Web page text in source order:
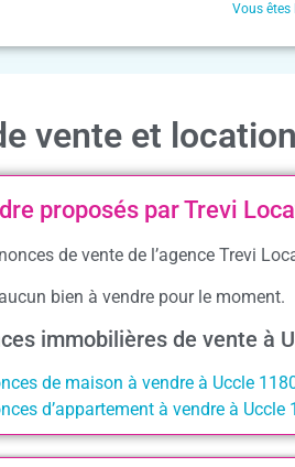
Vous êtes
vente et
proposés par Trevi
de vente de l’agence Trevi
bien à vendre pour le moment.
immobilières de vente à
de maison à vendre à Uccle
d’appartement à vendre à Uccle